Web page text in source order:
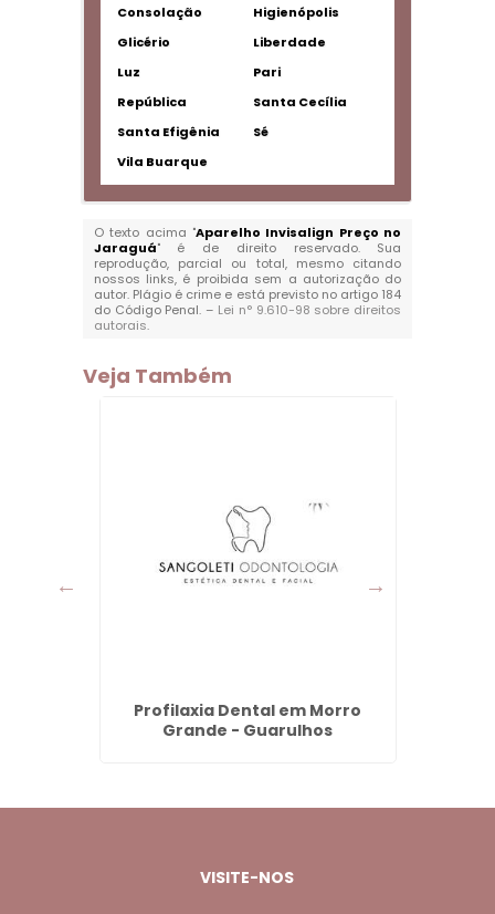
Consolação
Higienópolis
Glicério
Liberdade
Luz
Pari
República
Santa Cecília
Santa Efigênia
Sé
Vila Buarque
O texto acima "Aparelho Invisalign Preço no
Jaraguá" é de direito reservado. Sua
reprodução, parcial ou total, mesmo citando
nossos links, é proibida sem a autorização do
autor. Plágio é crime e está previsto no artigo 184
do Código Penal. – Lei n° 9.610-98 sobre direitos
autorais.
Veja Também
Profilaxia Dental em Morro
Grande - Guarulhos
VISITE-NOS